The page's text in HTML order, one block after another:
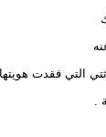
التي فقدت هويتها
.